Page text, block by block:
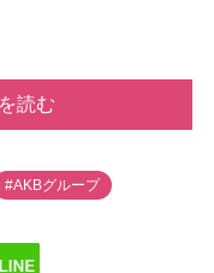
読む
#AKBグループ